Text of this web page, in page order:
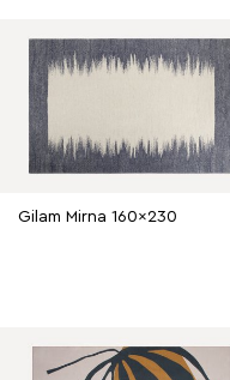
Gilam Mirna 160x230